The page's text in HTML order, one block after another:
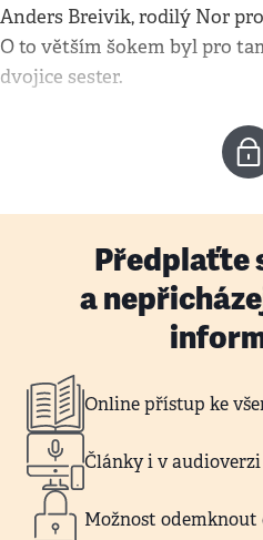
Anders Breivik, rodilý Nor
O to větším šokem byl pro
dvojice sester.
Předplaťte
a
Online přístup ke
Články i v
Možnost